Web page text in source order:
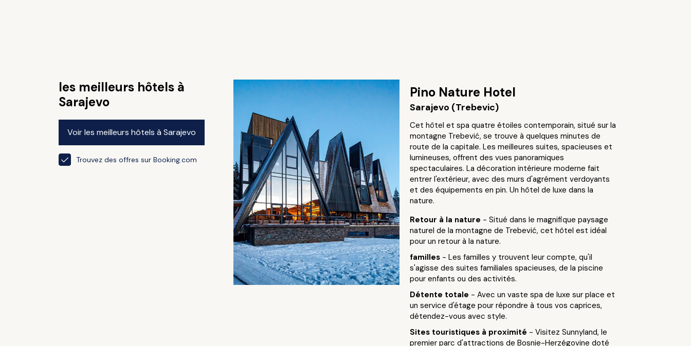
les meilleurs hôtels à
Sarajevo
Voir les meilleurs hôtels à Sarajevo
Trouvez des offres sur Booking.com
Pino Nature Hotel
Sarajevo (Trebevic)
Cet hôtel et spa quatre étoiles contemporain, situé sur la
montagne Trebević, se trouve à quelques minutes de
route de la capitale. Les meilleures suites, spacieuses et
lumineuses, offrent des vues panoramiques
spectaculaires. La décoration intérieure moderne fait
entrer l'extérieur, avec des murs d'agrément verdoyants
et des équipements en pin. Un hôtel de luxe dans la
nature.
Retour à la nature - Situé dans le magnifique paysage
naturel de la montagne de Trebević, cet hôtel est idéal
pour un retour à la nature.
familles - Les familles y trouvent leur compte, qu'il
s'agisse des suites familiales spacieuses, de la piscine
pour enfants ou des activités.
Détente totale - Avec un vaste spa de luxe sur place et
un service d'étage pour répondre à tous vos caprices,
détendez-vous avec style.
Sites touristiques à proximité - Visitez Sunnyland, le
premier parc d'attractions de Bosnie-Herzégovine doté